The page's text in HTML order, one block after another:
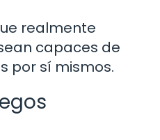
realmente
capaces de
por sí mismos.